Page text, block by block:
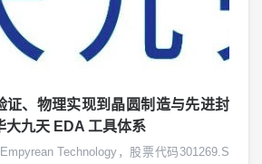
证、物理实现到晶圆制造与先进封
大九天 EDA 工具体系
Technology，股票代码301269.S